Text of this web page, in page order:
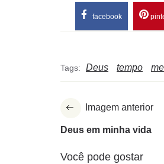
facebook
Tags: Deus tempo
Imagem anterior
Deus em minha vida
Você pode gostar